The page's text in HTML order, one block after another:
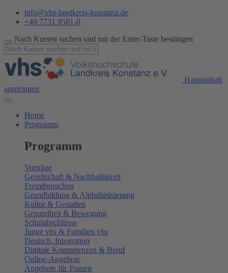
info@vhs-landkreis-konstanz.de
+49 7731 9581-0
Nach Kursen suchen und mit der Enter-Taste bestätigen
Hauptinhalt
anspringen
Home
Programm
Programm
Vorträge
Gesellschaft & Nachhaltigkeit
Fremdsprachen
Grundbildung & Alphabetisierung
Kultur & Gestalten
Gesundheit & Bewegung
Schulabschlüsse
Junge vhs & Familien vhs
Deutsch, Integration
Digitale Kompetenzen & Beruf
Online-Angebote
Angebote für Frauen